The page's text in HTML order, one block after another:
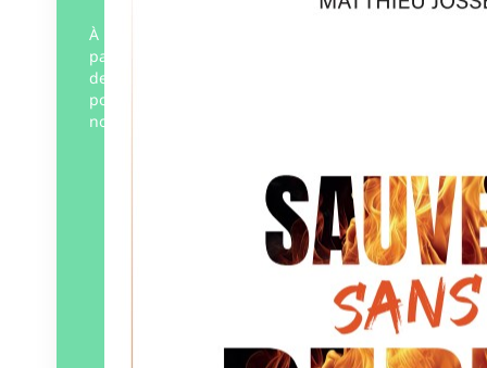
À la suite d’une opération de secours
particulièrement éprouvante, le monde
de Matthieu Josse s’est écroulé sous le
poids de l’épuisement provoqué par les
nombreuses fois où il…
Bateau vert et blanc
02/09/2024